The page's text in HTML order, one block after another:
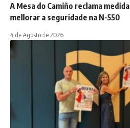
A Mesa do Camiño reclama
mellorar a seguridade na N-550
4 de Agosto de 2026